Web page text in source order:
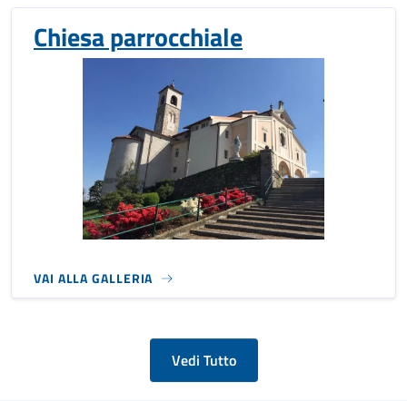
Chiesa parrocchiale
VAI ALLA GALLERIA
Vedi Tutto